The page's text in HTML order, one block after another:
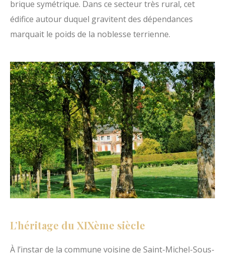
brique symétrique. Dans ce secteur très rural, cet
édifice autour duquel gravitent des dépendances
marquait le poids de la noblesse terrienne.
L’héritage du XIXème siècle
À l’instar de la commune voisine de Saint-Michel-Sous-